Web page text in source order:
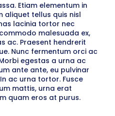
Etiam elementum in
aliquet tellus quis nisl
lacinia tortor nec
malesuada ex,
ac. Praesent hendrerit
Nunc fermentum orci ac
egestas a urna ac
ante ante, eu pulvinar
ac urna tortor. Fusce
mattis, urna erat
quam eros at purus.